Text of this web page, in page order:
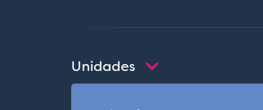
Unidades